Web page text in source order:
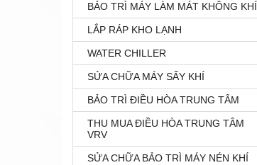
BẢO TRÌ MÁY LÀM MÁT KHÔNG KHÍ
LẮP RÁP KHO LẠNH
WATER CHILLER
SỬA CHỮA MÁY SẤY KHÍ
BẢO TRÌ ĐIỀU HÒA TRUNG TÂM
THU MUA ĐIỀU HÒA TRUNG TÂM
VRV
SỬA CHỮA BẢO TRÌ MÁY NÉN KHÍ